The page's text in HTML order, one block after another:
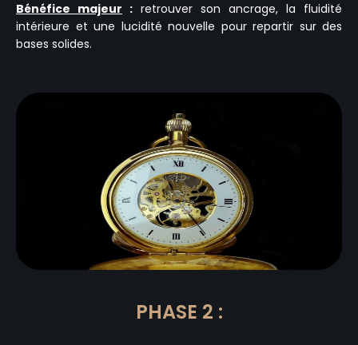
Bénéfice majeur : retrouver son ancrage, la fluidité
intérieure et une lucidité nouvelle pour repartir sur des
bases solides.
PHASE 2 :